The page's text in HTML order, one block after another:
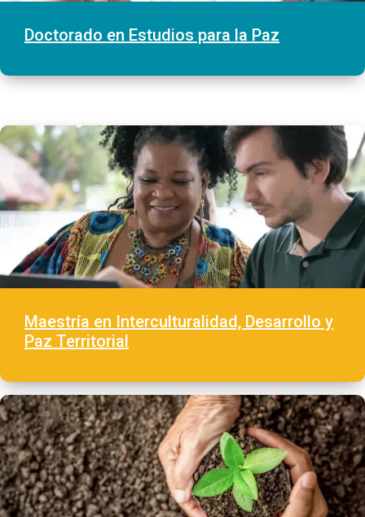
Doctorado en Estudios para la Paz
Maestría en Interculturalidad, Desarrollo y
Paz Territorial